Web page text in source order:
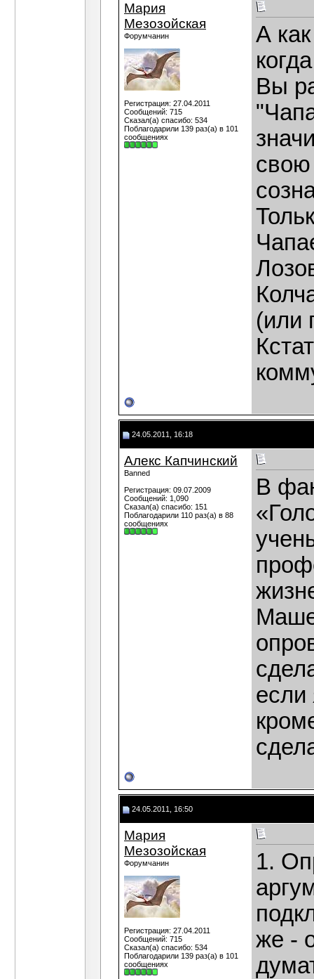
Мария
Мезозойская
Форумчанин
Регистрация: 27.04.2011
Сообщений: 715
Сказал(а) спасибо: 534
Поблагодарили 139 раз(а) в 101
сообщениях
А
Вы
свою
(или
24.05.2011, 16:18
Алекс Капчинский
Banned
Регистрация: 09.07.2009
Сообщений: 1,090
Сказал(а) спасибо: 151
Поблагодарили 110 раз(а) в 88
сообщениях
В
если
24.05.2011, 16:50
Мария
Мезозойская
Форумчанин
Регистрация: 27.04.2011
Сообщений: 715
Сказал(а) спасибо: 534
Поблагодарили 139 раз(а) в 101
сообщениях
1.
же -